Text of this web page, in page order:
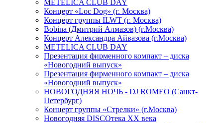
METELICA CLUB DAY
Концерт «Loc Dog» (г. Москва)
Концерт группы ILWT (г. Москва)
Bobina (Дмитрий Алмазов) (г.Москва)
Концерт Александра Айвазова (г.Москва)
METELICA CLUB DAY
Презентация фирменного компакт – диска
«Новогодний выпуск»
Презентация фирменного компакт – диска
«Новогодний выпуск»
НОВОГОДНЯЯ НОЧЬ - DJ ROMEO (Санкт-
Петербург)
Концерт группы «Стрелки» (г.Москва)
Новогодняя DISCOтека ХХ века